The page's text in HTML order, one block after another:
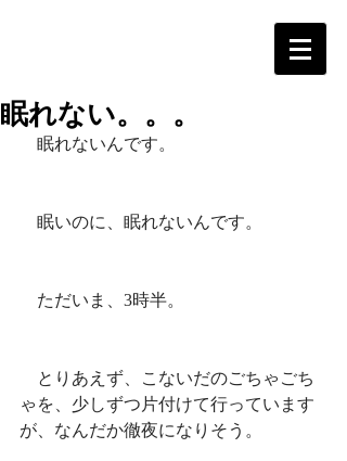
眠れない。。。
眠れないんです。
眠いのに、眠れないんです。
ただいま、3時半。
とりあえず、こないだのごちゃごち
ゃを、少しずつ片付けて行っています
が、なんだか徹夜になりそう。